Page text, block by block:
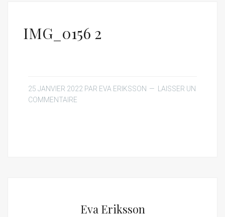
IMG_0156 2
25 JANVIER 2022 PAR EVA ERIKSSON
LAISSER UN
COMMENTAIRE
Eva Eriksson